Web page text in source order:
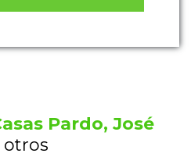
Pardo, José
otros